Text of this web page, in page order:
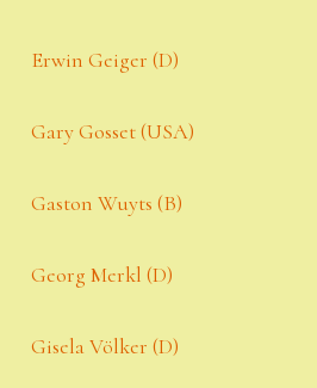
Erwin Geiger (D)
Gary Gosset (USA)
Gaston Wuyts (B)
Georg Merkl (D)
Gisela Völker (D)